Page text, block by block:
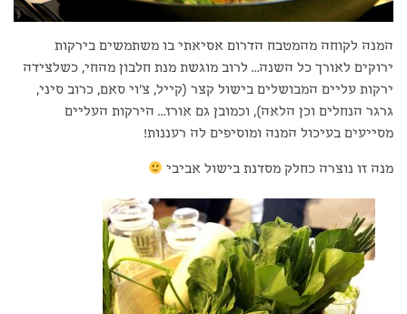
המנה לקוחה מהמטבח הדרום אסיאתי בו משתמשים בירקות
ירוקים לאורך כל השנה… לרוב מוגשת מנת חלבון מהחי, כשלצידה
ירקות עליים המבושלים בישול קצר (קייל, צ'וי סאם, כרוב סיני,
גרגר הנחלים וכן הלאה), וכמובן גם אורז… הירקות העליים
מסייעים בעיכול המנה ומוסיפים לה רעננות!
מנה זו נוצרה כחלק מסדנת בישול אביבי